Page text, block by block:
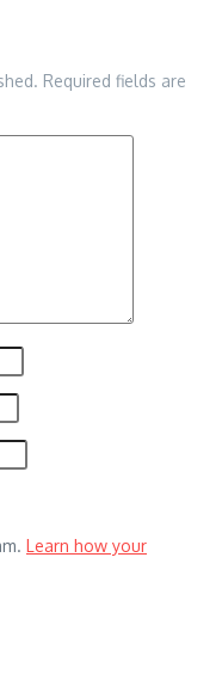
Required fields are
Learn how your